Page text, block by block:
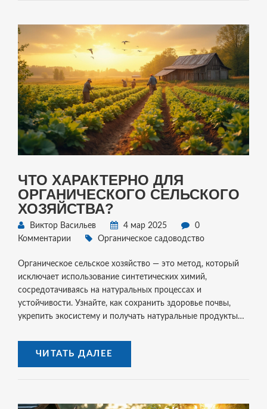
ЧТО ХАРАКТЕРНО ДЛЯ
ОРГАНИЧЕСКОГО СЕЛЬСКОГО
ХОЗЯЙСТВА?
Виктор Васильев 4 мар 2025
0
Комментарии
Органическое садоводство
Органическое сельское хозяйство — это метод, который
исключает использование синтетических химий,
сосредотачиваясь на натуральных процессах и
устойчивости. Узнайте, как сохранить здоровье почвы,
укрепить экосистему и получать натуральные продукты
полезные советы для начинающих, такие как
мульчирование и компостирование.
ЧИТАТЬ ДАЛЕЕ